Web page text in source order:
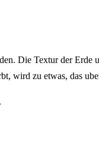
Die Textur der
wird zu etwas, das